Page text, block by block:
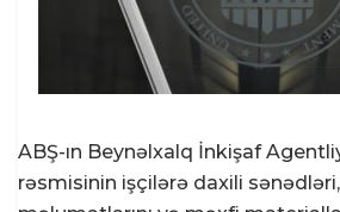
ABŞ-ın Beynəlxalq İnkişaf
rəsmisinin işçilərə daxili